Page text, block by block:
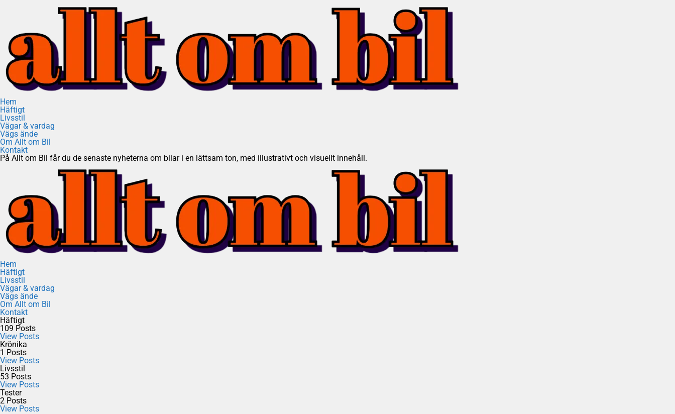
Hem
Häftigt
Livsstil
Vägar & vardag
Vägs ände
Om Allt om Bil
Kontakt
På Allt om Bil får du de senaste nyheterna om bilar i en lättsam ton, med illustrativt och visuellt innehåll.
Hem
Häftigt
Livsstil
Vägar & vardag
Vägs ände
Om Allt om Bil
Kontakt
Häftigt
109 Posts
View Posts
Krönika
1 Posts
View Posts
Livsstil
53 Posts
View Posts
Tester
2 Posts
View Posts